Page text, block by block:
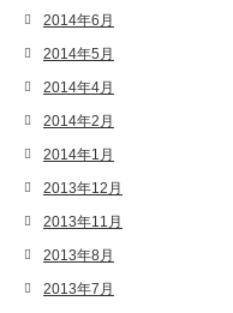
2014年6月
2014年5月
2014年4月
2014年2月
2014年1月
2013年12月
2013年11月
2013年8月
2013年7月